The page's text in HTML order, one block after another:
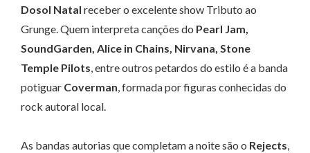
Dosol Natal receber o excelente show Tributo ao
Grunge. Quem interpreta canções do Pearl Jam,
SoundGarden, Alice in Chains, Nirvana, Stone
Temple Pilots , entre outros petardos do estilo é a banda
potiguar Coverman , formada por figuras conhecidas do
rock autoral local.
As bandas autorias que completam a noite são o Rejects